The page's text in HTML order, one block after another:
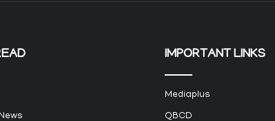
IMPORTANT LINKS
Mediaplus
QBCD